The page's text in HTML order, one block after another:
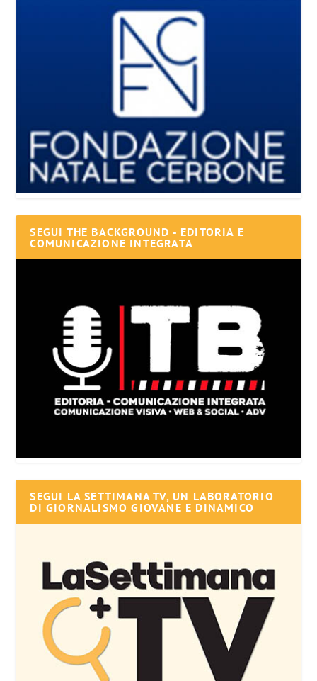
SEGUI THE BACKGROUND - EDITORIA E
COMUNICAZIONE INTEGRATA
SEGUI LA SETTIMANA TV, UN LABORATORIO
DI GIORNALISMO GIOVANE E DINAMICO